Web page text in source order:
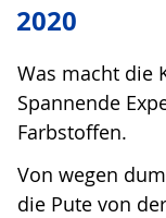
2020
Was macht die
Spannende
Farbstoffen.
Von wegen
die Pute von